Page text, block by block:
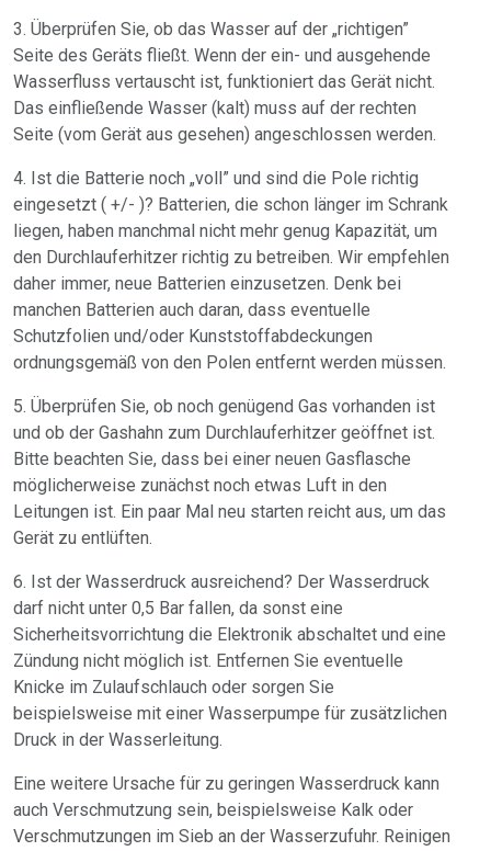
3. Überprüfen Sie, ob das Wasser auf der „richtigen”
Seite des Geräts fließt. Wenn der ein- und ausgehende
Wasserfluss vertauscht ist, funktioniert das Gerät nicht.
Das einfließende Wasser (kalt) muss auf der rechten
Seite (vom Gerät aus gesehen) angeschlossen werden.
4. Ist die Batterie noch „voll” und sind die Pole richtig
eingesetzt ( +/- )? Batterien, die schon länger im Schrank
liegen, haben manchmal nicht mehr genug Kapazität, um
den Durchlauferhitzer richtig zu betreiben. Wir empfehlen
daher immer, neue Batterien einzusetzen. Denk bei
manchen Batterien auch daran, dass eventuelle
Schutzfolien und/oder Kunststoffabdeckungen
ordnungsgemäß von den Polen entfernt werden müssen.
5. Überprüfen Sie, ob noch genügend Gas vorhanden ist
und ob der Gashahn zum Durchlauferhitzer geöffnet ist.
Bitte beachten Sie, dass bei einer neuen Gasflasche
möglicherweise zunächst noch etwas Luft in den
Leitungen ist. Ein paar Mal neu starten reicht aus, um das
Gerät zu entlüften.
6. Ist der Wasserdruck ausreichend? Der Wasserdruck
darf nicht unter 0,5 Bar fallen, da sonst eine
Sicherheitsvorrichtung die Elektronik abschaltet und eine
Zündung nicht möglich ist. Entfernen Sie eventuelle
Knicke im Zulaufschlauch oder sorgen Sie
beispielsweise mit einer Wasserpumpe für zusätzlichen
Druck in der Wasserleitung.
Eine weitere Ursache für zu geringen Wasserdruck kann
auch Verschmutzung sein, beispielsweise Kalk oder
Verschmutzungen im Sieb an der Wasserzufuhr. Reinigen